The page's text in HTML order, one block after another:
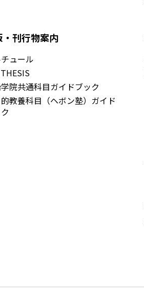
・刊行物案内
ュール
院共通科目ガイドブック
教養科目（ヘボン塾）ガイド